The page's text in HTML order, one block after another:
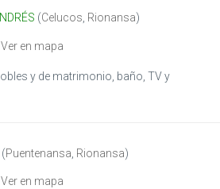
(Celucos, Rionansa)
Ver en mapa
y de matrimonio, baño, TV y
(Puentenansa Rionansa)
Ver en mapa